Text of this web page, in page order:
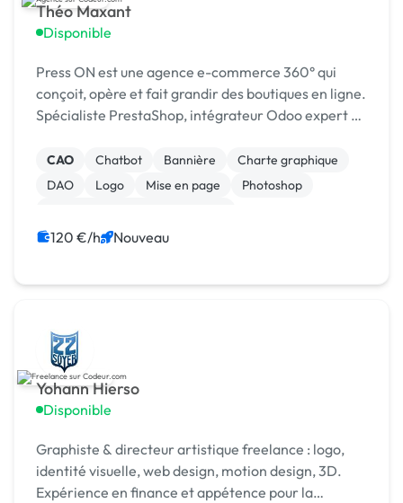
Théo Maxant
Disponible
Press ON est une agence e-commerce 360° qui
conçoit, opère et fait grandir des boutiques en ligne.
Spécialiste PrestaShop, intégrateur Odoo expert et
CAO Chatbot Bannière
Charte graphique
DAO
Logo Mise en page
Photoshop
Campagne display avec bannières
120 €/h Nouveau
Yohann Hierso
Disponible
Graphiste & directeur artistique freelance : logo,
identité visuelle, web design, motion design, 3D.
Expérience en finance et appétence pour la